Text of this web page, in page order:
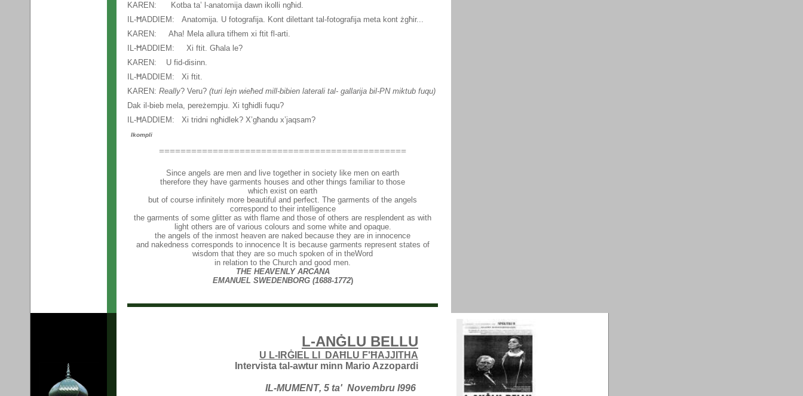
KAREN: Kotba ta’ l-anatomija dawn ikolli ngħid.
IL-ĦADDIEM: Anatomija. U fotografija. Kont dilettant tal-fotografija meta kont żgħir...
KAREN: Aħa! Mela allura tifhem xi ftit fl-arti.
IL-ĦADDIEM: Xi ftit. Għala le?
KAREN: U fid-disinn.
IL-ĦADDIEM: Xi ftit.
KAREN: Really? Veru? (turi lejn wieħed mill-bibien laterali tal- gallarija bil-PN miktub fuqu)
Dak il-bieb mela, pereżempju. Xi tgħidli fuqu?
IL-ĦADDIEM: Xi tridni ngħidlek? X’għandu x’jaqsam?
Ikompli
==============================================
Since angels are men and live together in society like men on earth
therefore they have garments houses and other things familiar to those
which exist on earth
but of course infinitely more beautiful and perfect. The garments of the angels
correspond to their intelligence
the garments of some glitter as with flame and those of others are resplendent as with
light others are of various colours and some white and opaque.
the angels of the inmost heaven are naked because they are in innocence
and nakedness corresponds to innocence It is because garments represent states of
wisdom that they are so much spoken of in theWord
in relation to the Church and good men.
THE HEAVENLY ARCANA
EMANUEL SWEDENBORG (1688-1772)
L-ANĠLU BELLU
U L-IRĠIEL LI DAĦLU F'ĦAJJITHA
Intervista tal-awtur minn Mario Azzopardi
IL-MUMENT, 5 ta' Novembru l996